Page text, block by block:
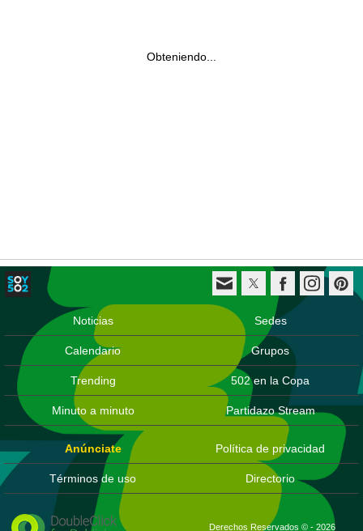
Obteniendo...
Noticias Sedes
Calendario Grupos
Trending 502 en la Copa
Minuto a minuto Partidazo Stream
Anúnciate Política de privacidad
Términos de uso Directorio
Derechos Reservados © - 2026